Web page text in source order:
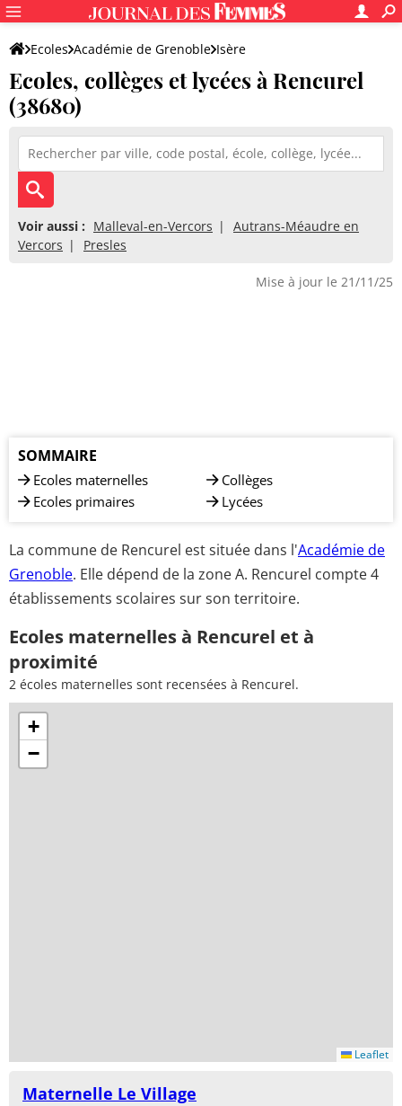
Ecoles Académie de Grenoble Isère
Ecoles, collèges et lycées à Rencurel
(38680)
Voir aussi : Malleval-en-Vercors
Autrans-Méaudre en
Vercors
Presles
Mise à jour le 21/11/25
SOMMAIRE
Ecoles maternelles
Ecoles primaires
Collèges
Lycées
La commune de Rencurel est située dans l'Académie de
Grenoble. Elle dépend de la zone A. Rencurel compte 4
établissements scolaires sur son territoire.
Ecoles maternelles à Rencurel et à
proximité
2 écoles maternelles sont recensées à Rencurel.
+
−
Leaflet
Maternelle Le Village